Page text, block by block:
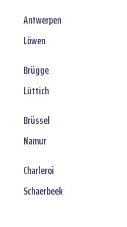
Antwerpen
Löwen
Brügge
Lüttich
Brüssel
Namur
Charleroi
Schaerbeek